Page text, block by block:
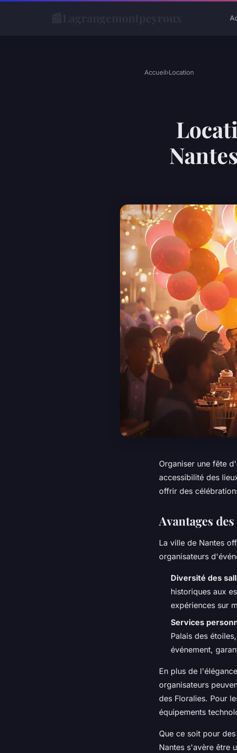
Accueil›Location
Organiser une fête
accessibilité des
offrir des
Avantages
La ville de Nantes
organisateurs
Diversité des
historiques aux
expériences sur
Services
Palais des
événement,
En plus de
organisateurs
des Floralies. Pour
équipements
Que ce soit pour
Nantes s'avère être